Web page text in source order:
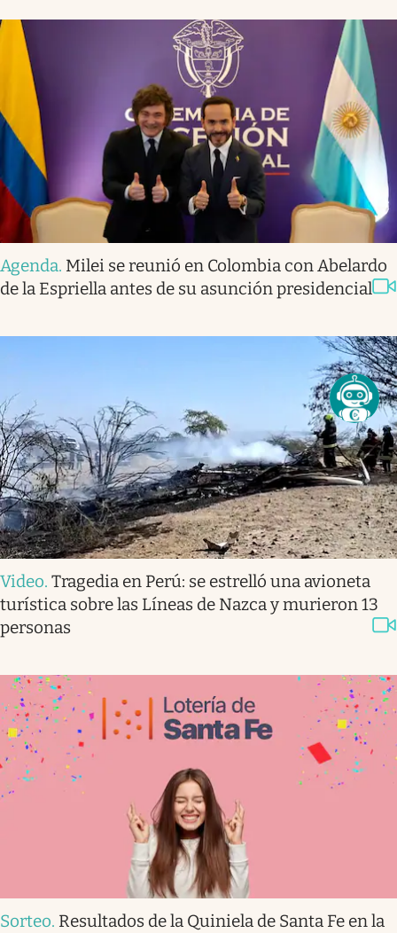
Agenda. Milei se reunió en Colombia con Abelardo
de la Espriella antes de su asunción presidencial
Video. Tragedia en Perú: se estrelló una avioneta
turística sobre las Líneas de Nazca y murieron 13
personas
Sorteo. Resultados de la Quiniela de Santa Fe en la